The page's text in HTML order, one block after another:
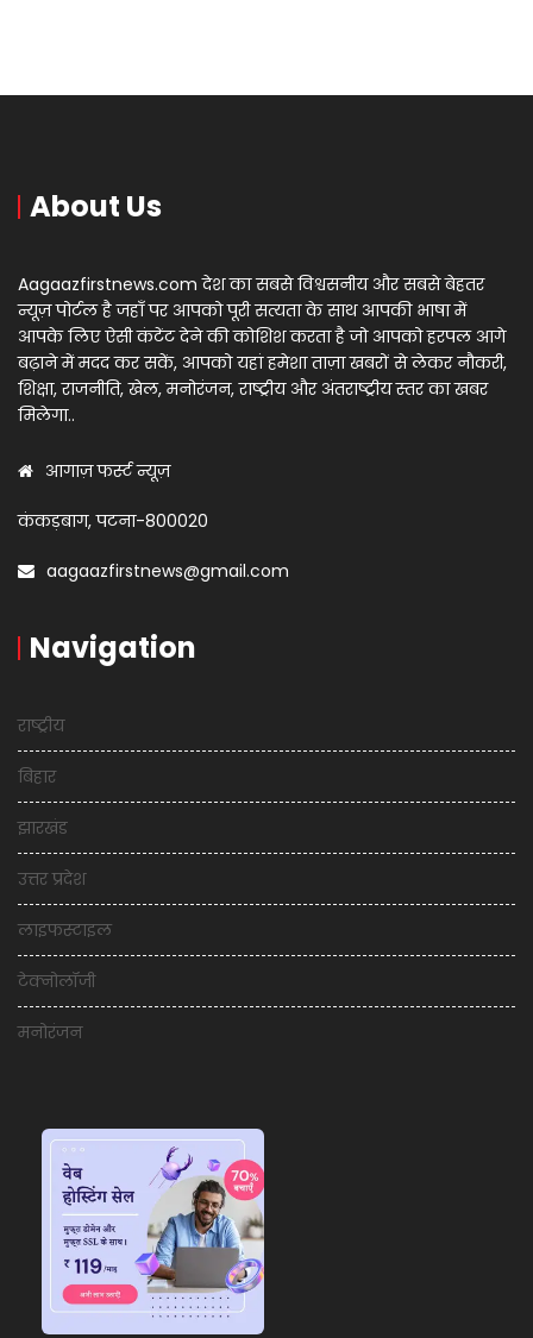
About Us
Aagaazfirstnews.com देश का सबसे विश्वसनीय और सबसे बेहतर
न्यूज़ पोर्टल है जहाँ पर आपको पूरी सत्यता के साथ आपकी भाषा में
आपके लिए ऐसी कंटेंट देने की कोशिश करता है जो आपको हरपल आगे
बढ़ाने में मदद कर सकें, आपको यहां हमेशा ताज़ा खबरों से लेकर नौकरी,
शिक्षा, राजनीति, खेल, मनोरंजन, राष्ट्रीय और अंतराष्ट्रीय स्तर का खबर
मिलेगा..
आगाज़ फर्स्ट न्यूज़
कंकड़बाग, पटना-800020
aagaazfirstnews@gmail.com
Navigation
राष्ट्रीय
बिहार
झारखंड
उत्तर प्रदेश
लाइफस्टाइल
टेक्नोलॉजी
मनोरंजन